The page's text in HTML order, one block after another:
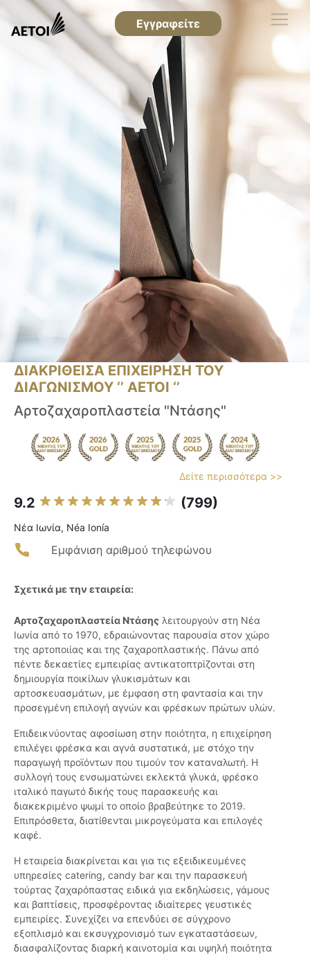
Εγγραφείτε
ΔΙΑΚΡΙΘΕΙΣΑ ΕΠΙΧΕΙΡΗΣΗ ΤΟΥ
ΔΙΑΓΩΝΙΣΜΟΥ ‘’ ΑΕΤΟΙ ‘’
Αρτοζαχαροπλαστεία "Ντάσης"
Δείτε περισσότερα >>
9.2 (799)
Νέα Ιωνία, Néa Ionía
Εμφάνιση αριθμού τηλεφώνου
Σχετικά με την εταιρεία:
Αρτοζαχαροπλαστεία Ντάσης λειτουργούν στη Νέα
Ιωνία από το 1970, εδραιώνοντας παρουσία στον χώρο
της αρτοποιίας και της ζαχαροπλαστικής. Πάνω από
πέντε δεκαετίες εμπειρίας αντικατοπτρίζονται στη
δημιουργία ποικίλων γλυκισμάτων και
αρτοσκευασμάτων, με έμφαση στη φαντασία και την
προσεγμένη επιλογή αγνών και φρέσκων πρώτων υλών.
Επιδεικνύοντας αφοσίωση στην ποιότητα, η επιχείρηση
επιλέγει φρέσκα και αγνά συστατικά, με στόχο την
παραγωγή προϊόντων που τιμούν τον καταναλωτή. Η
συλλογή τους ενσωματώνει εκλεκτά γλυκά, φρέσκο
ιταλικό παγωτό δικής τους παρασκευής και
διακεκριμένο ψωμί το οποίο βραβεύτηκε το 2019.
Επιπρόσθετα, διατίθενται μικρογεύματα και επιλογές
καφέ.
Η εταιρεία διακρίνεται και για τις εξειδικευμένες
υπηρεσίες catering, candy bar και την παρασκευή
τούρτας ζαχαρόπαστας ειδικά για εκδηλώσεις, γάμους
και βαπτίσεις, προσφέροντας ιδιαίτερες γευστικές
εμπειρίες. Συνεχίζει να επενδύει σε σύγχρονο
εξοπλισμό και εκσυγχρονισμό των εγκαταστάσεων,
διασφαλίζοντας διαρκή καινοτομία και υψηλή ποιότητα